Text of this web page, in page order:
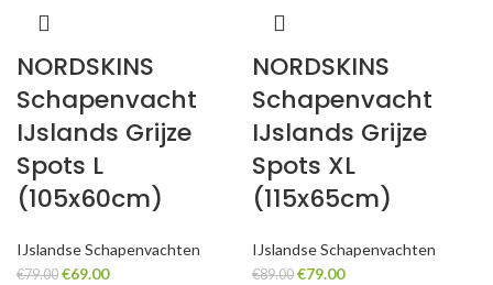
NORDSKINS
Schapenvacht
IJslands Grijze
Spots L
(105x60cm)
IJslandse Schapenvachten
€79.00 Original
€69.00Current
NORDSKINS
Schapenvacht
IJslands Grijze
Spots XL
(115x65cm)
IJslandse Schapenvachten
€89.00 Original
€79.00Current